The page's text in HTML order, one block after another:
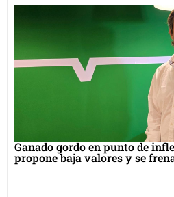
Ganado gordo en punto de
propone baja valores y se